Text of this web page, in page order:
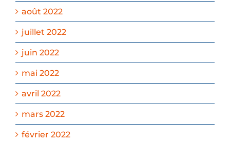
août 2022
juillet 2022
juin 2022
mai 2022
avril 2022
mars 2022
février 2022